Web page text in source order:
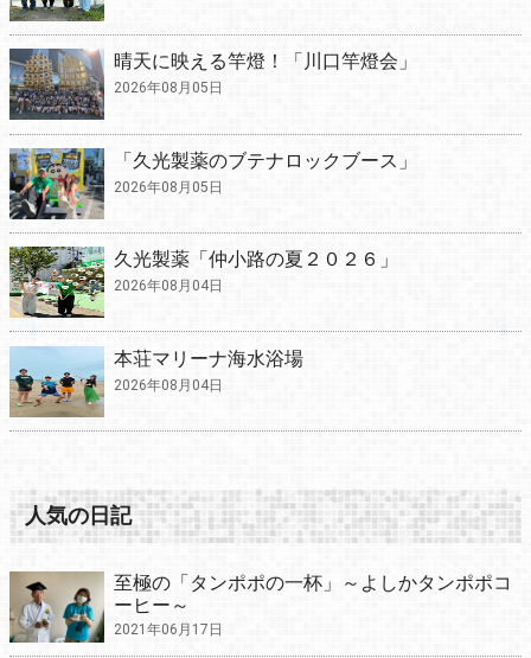
晴天に映える竿燈！「川口竿燈会」
2026年08月05日
「久光製薬のブテナロックブース」
2026年08月05日
久光製薬「仲小路の夏２０２６」
2026年08月04日
本荘マリーナ海水浴場
2026年08月04日
人気の日記
至極の「タンポポの一杯」～よしかタンポポコ
ーヒー～
2021年06月17日